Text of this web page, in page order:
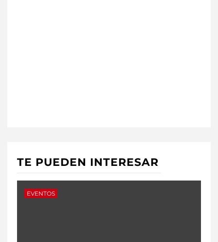
TE PUEDEN INTERESAR
EVENTOS